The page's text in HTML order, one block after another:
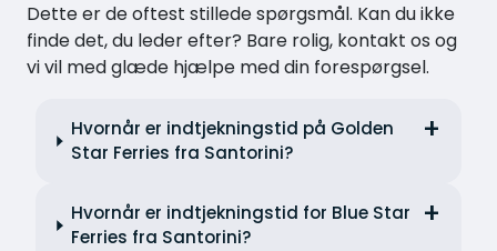
Dette er de oftest stillede spørgsmål. Kan du ikke
finde det, du leder efter? Bare rolig, kontakt os og
vi vil med glæde hjælpe med din forespørgsel.
Hvornår er indtjekningstid på Golden
Star Ferries fra Santorini?
Hvornår er indtjekningstid for Blue Star
Ferries fra Santorini?